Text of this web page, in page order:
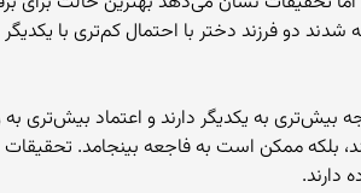
دو فرزند دختر با احتمال کم‌تری با یکدیگر
بیش‌تری به یکدیگر دارند و اعتماد بیش‌تری به
دارند.